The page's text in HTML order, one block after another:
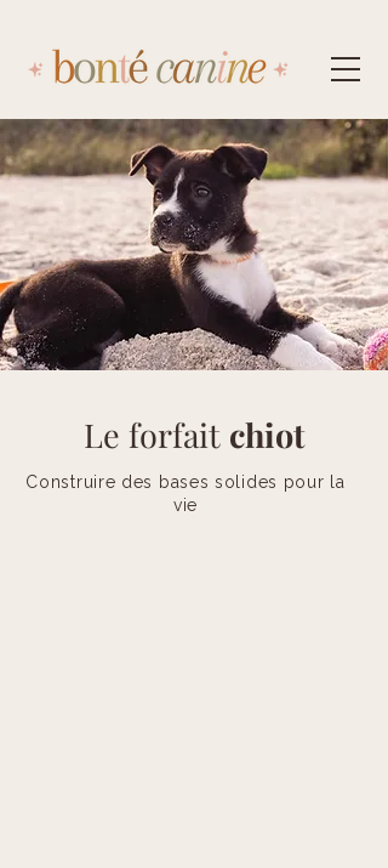
Le forfait chiot
Construire des bases solides pour la
vie